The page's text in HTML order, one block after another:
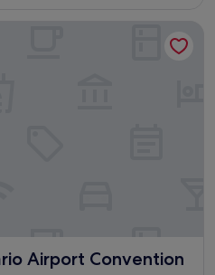
Airport Convention
Convention Center